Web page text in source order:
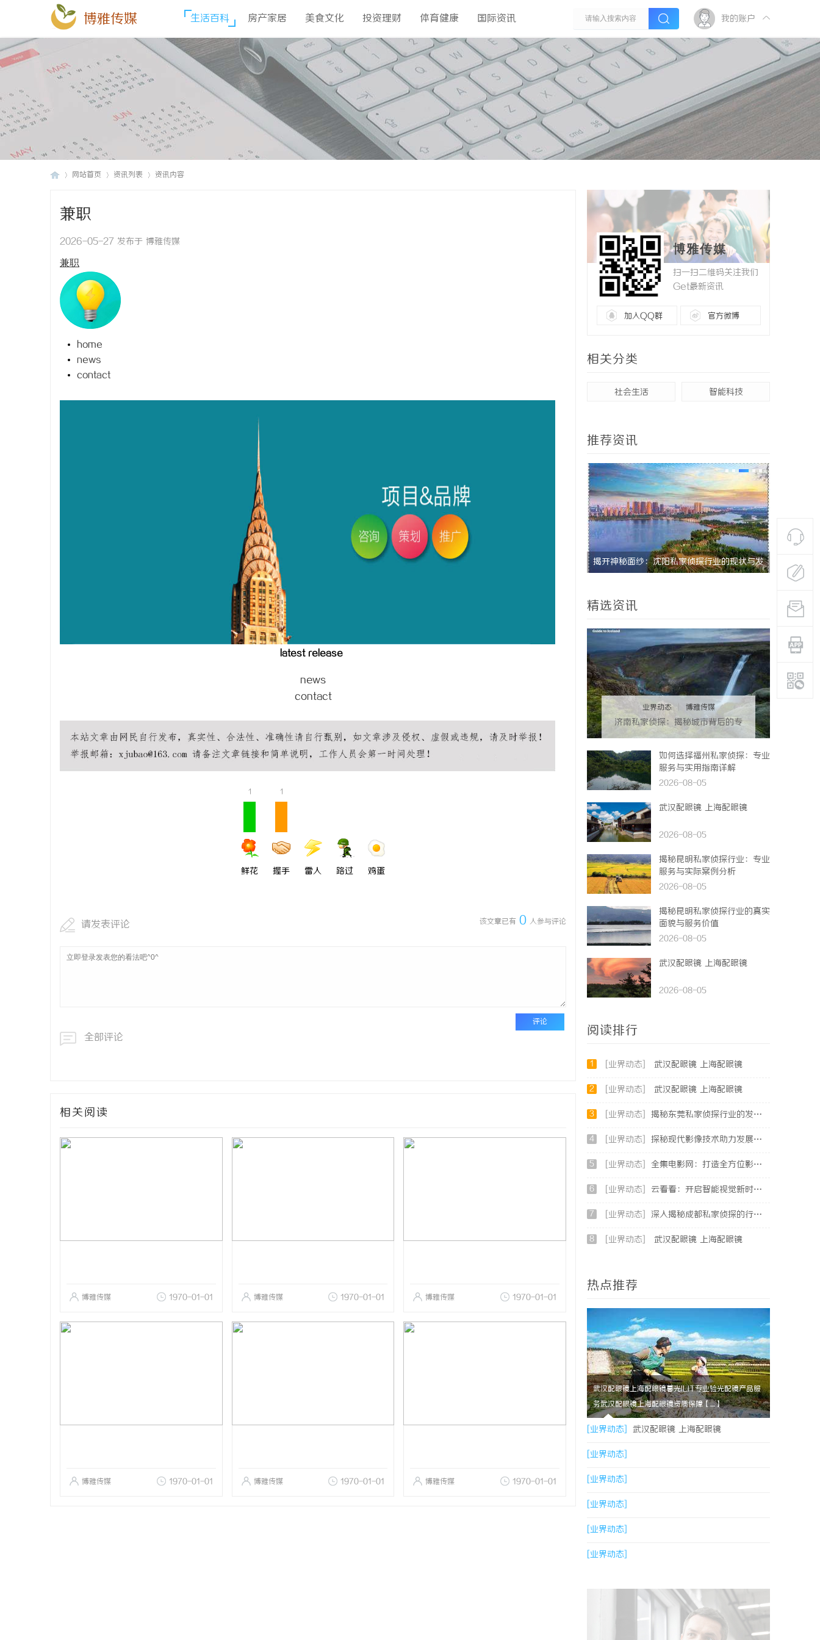
博雅传媒 生活百科 房产家居 美食文化 投资理财 体育健康 国际资讯 我的账户
网站首页 资讯列表 资讯内容
兼职
2026-05-27 发布于 博雅传媒
兼职
home
news
contact
latest release
news
contact
1
鲜花
1
握手 雷人 路过 鸡蛋
该文章已有 0 人参与评论
请发表评论
评论
全部评论
相关阅读
博雅传媒 1970-01-01 博雅传媒 1970-01-01 博雅传媒 1970-01-01
博雅传媒 1970-01-01 博雅传媒 1970-01-01 博雅传媒 1970-01-01
博雅传媒
扫一扫二维码关注我们
Get最新资讯
加入QQ群 官方微博
相关分类
社会生活 智能科技
推荐资讯
商标转让：专业转让流程代办，包转让成功再
付款
揭秘哈尔滨私家侦探行业的现状与发展趋势 揭开神秘面纱：沈阳私家侦探行业的现状与发 全集电影
精选资讯
业界动态 博雅传媒
济南私家侦探：揭秘城市背后的专
业侦查力量
如何选择福州私家侦探：专业
服务与实用指南详解
2026-08-05
武汉配眼镜 上海配眼镜
2026-08-05
揭秘昆明私家侦探行业：专业
服务与实际案例分析
2026-08-05
揭秘昆明私家侦探行业的真实
面貌与服务价值
2026-08-05
武汉配眼镜 上海配眼镜
2026-08-05
阅读排行
1 [业界动态] 武汉配眼镜 上海配眼镜
2 [业界动态] 武汉配眼镜 上海配眼镜
3 [业界动态] 揭秘东莞私家侦探行业的发展与服务价值
4 [业界动态] 探秘现代影像技术助力发展的云看看平台功能详解
5 [业界动态] 全集电影网：打造全方位影视资源的天堂
6 [业界动态] 云看看：开启智能视觉新时代的创新平台
7 [业界动态] 深入揭秘成都私家侦探的行业内幕与服务优势
8 [业界动态] 武汉配眼镜 上海配眼镜
热点推荐
武汉配眼镜上海配眼镜暮光ILIT专业验光配镜产品服
务武汉配眼镜上海配眼镜资质保障【....】
[业界动态] 武汉配眼镜 上海配眼镜
[业界动态]
[业界动态]
[业界动态]
[业界动态]
[业界动态]